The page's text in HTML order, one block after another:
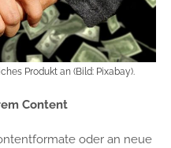
Produkt an (Bild: Pixabay).
Content
oder an neue